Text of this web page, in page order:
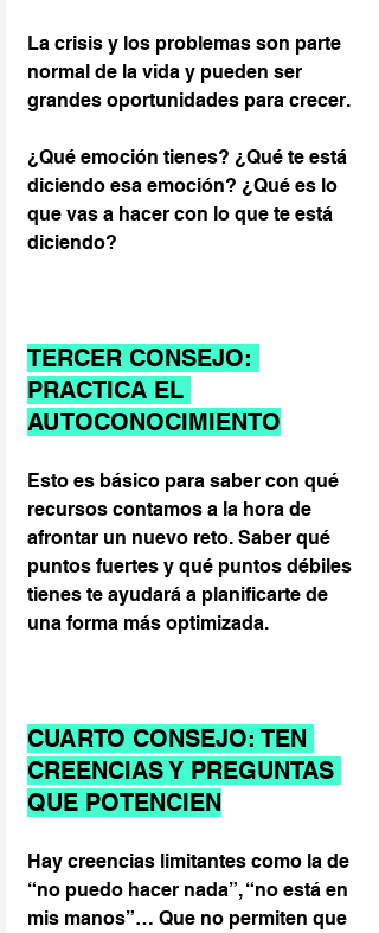
La crisis y los problemas son parte
normal de la vida y pueden ser
grandes oportunidades para crecer.
¿Qué emoción tienes? ¿Qué te está
diciendo esa emoción? ¿Qué es lo
que vas a hacer con lo que te está
diciendo?
TERCER CONSEJO:
PRACTICA EL
AUTOCONOCIMIENTO
Esto es básico para saber con qué
recursos contamos a la hora de
afrontar un nuevo reto. Saber qué
puntos fuertes y qué puntos débiles
tienes te ayudará a planificarte de
una forma más optimizada.
CUARTO CONSEJO: TEN
CREENCIAS Y PREGUNTAS
QUE POTENCIEN
Hay creencias limitantes como la de
“no puedo hacer nada”, “no está en
mis manos”… Que no permiten que